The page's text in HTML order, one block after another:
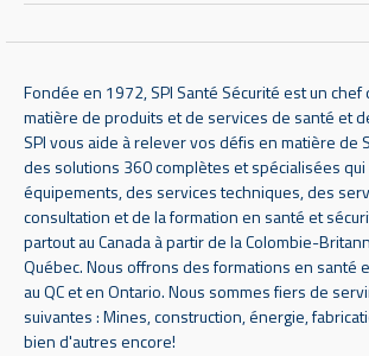
Fondée en 1972, SPI Santé Sécurité est un
matière de produits et de services de santé et
SPI vous aide à relever vos défis en matière de
des solutions 360 complètes et spécialisées
équipements, des services techniques, des
consultation et de la formation en santé et
partout au Canada à partir de la Colombie-
Québec. Nous offrons des formations en santé
au QC et en Ontario. Nous sommes fiers de
suivantes : Mines, construction, énergie,
bien d'autres encore!